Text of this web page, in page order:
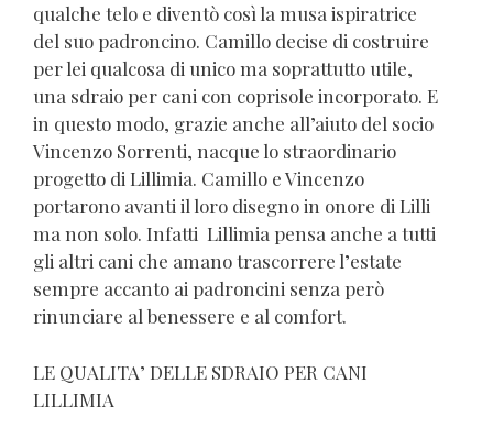
qualche telo e diventò così la musa ispiratrice
del suo padroncino. Camillo decise di costruire
per lei qualcosa di unico ma soprattutto utile,
una sdraio per cani con coprisole incorporato. E
in questo modo, grazie anche all’aiuto del socio
Vincenzo Sorrenti, nacque lo straordinario
progetto di Lillimia. Camillo e Vincenzo
portarono avanti il loro disegno in onore di Lilli
ma non solo. Infatti Lillimia pensa anche a tutti
gli altri cani che amano trascorrere l’estate
sempre accanto ai padroncini senza però
rinunciare al benessere e al comfort.
LE QUALITA’ DELLE SDRAIO PER CANI
LILLIMIA